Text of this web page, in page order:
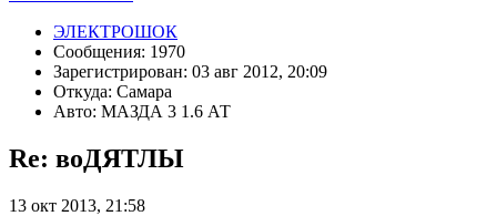
ЭЛЕКТРОШОК
Сообщения: 1970
Зарегистрирован: 03 авг 2012, 20:09
Откуда: Самара
Авто: МАЗДА 3 1.6 АТ
Re: воДЯТЛЫ
13 окт 2013, 21:58